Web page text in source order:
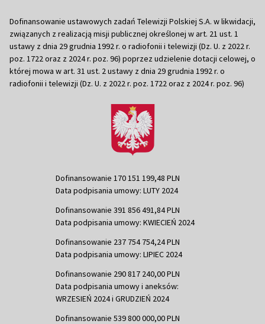
Dofinansowanie ustawowych zadań Telewizji Polskiej S.A. w likwidacji,
związanych z realizacją misji publicznej określonej w art. 21 ust. 1
ustawy z dnia 29 grudnia 1992 r. o radiofonii i telewizji (Dz. U. z 2022 r.
poz. 1722 oraz z 2024 r. poz. 96) poprzez udzielenie dotacji celowej, o
której mowa w art. 31 ust. 2 ustawy z dnia 29 grudnia 1992 r. o
radiofonii i telewizji (Dz. U. z 2022 r. poz. 1722 oraz z 2024 r. poz. 96)
Dofinansowanie 170 151 199,48 PLN
Data podpisania umowy: LUTY 2024
Dofinansowanie 391 856 491,84 PLN
Data podpisania umowy: KWIECIEŃ 2024
Dofinansowanie 237 754 754,24 PLN
Data podpisania umowy: LIPIEC 2024
Dofinansowanie 290 817 240,00 PLN
Data podpisania umowy i aneksów:
WRZESIEŃ 2024 i GRUDZIEŃ 2024
Dofinansowanie 539 800 000,00 PLN